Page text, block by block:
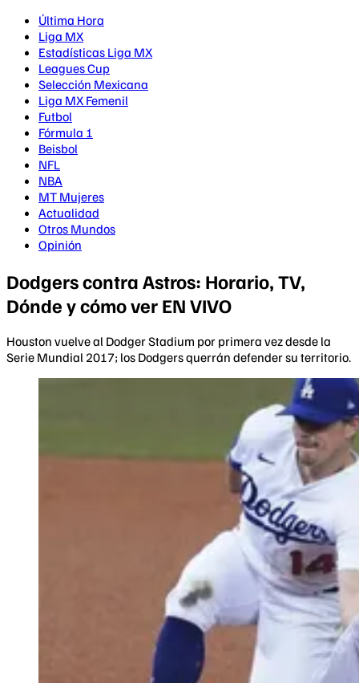
Última Hora
Liga MX
Estadísticas Liga MX
Leagues Cup
Selección Mexicana
Liga MX Femenil
Futbol
Fórmula 1
Beisbol
NFL
NBA
MT Mujeres
Actualidad
Otros Mundos
Opinión
Dodgers contra Astros: Horario, TV,
Dónde y cómo ver EN VIVO
Houston vuelve al Dodger Stadium por primera vez desde la
Serie Mundial 2017; los Dodgers querrán defender su territorio.